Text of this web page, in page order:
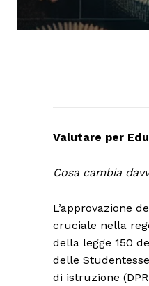
Valutare per
Cosa cambia
L’approvazione
cruciale nella
della legge 150
delle
di istruzione